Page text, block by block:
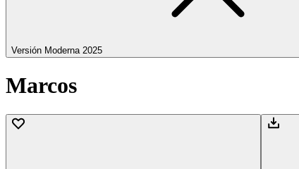
Versión Moderna 2025
Marcos